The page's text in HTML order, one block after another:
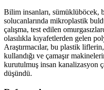
Bilim insanları, sümüklüböcek,
solucanlarında mikroplastik
çalışma, test edilen
olasılıkla kıyafetlerden gelen
Araştırmacılar, bu plastik
kullandığı ve çamaşır
kurutulmuş insan kanalizasyon
düşündü.